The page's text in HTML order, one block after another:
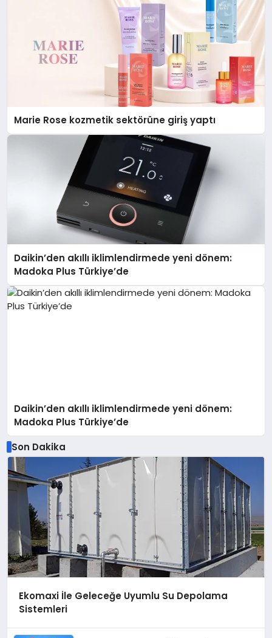
Marie Rose kozmetik sektörüne giriş yaptı
Daikin’den akıllı iklimlendirmede yeni dönem:
Madoka Plus Türkiye’de
Daikin’den akıllı iklimlendirmede yeni dönem:
Madoka Plus Türkiye’de
Son Dakika
Ekomaxi İle Geleceğe Uyumlu Su Depolama
Sistemleri